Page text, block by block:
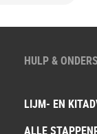
HULP &
LIJM- EN
ALLE